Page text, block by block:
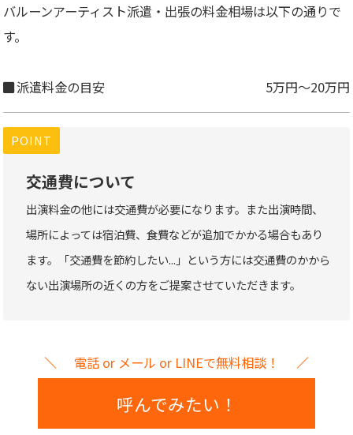
バルーンアーティスト派遣・出張の料金相場は以下の通りで
す。
派遣料金の目安 5万円～20万円
POINT
交通費について
出演料金の他には交通費が必要になります。また出演時間、
場所によっては宿泊費、食費などが追加でかかる場合もあり
ます。「交通費を節約したい...」という方には交通費のかから
ない出演場所の近くの方をご提案させていただきます。
電話 or メール or LINEで無料相談！
呼んでみたい！